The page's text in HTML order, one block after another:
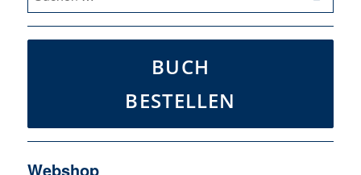
nach:
BUCH
BESTELLEN
Webshop